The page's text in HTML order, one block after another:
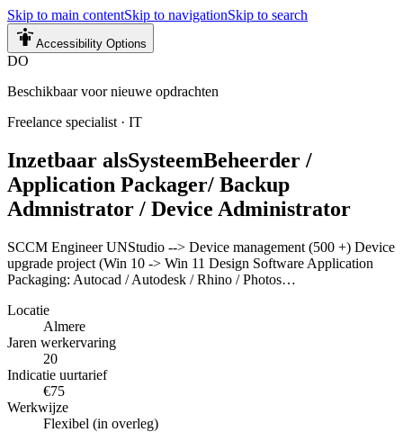
Skip to main contentSkip to navigationSkip to search
Accessibility Options
DO
Beschikbaar voor nieuwe opdrachten
Freelance specialist · IT
Inzetbaar alsSysteemBeheerder /
Application Packager/ Backup
Admnistrator / Device Administrator
SCCM Engineer UNStudio --> Device management (500 +) Device
upgrade project (Win 10 -> Win 11 Design Software Application
Packaging: Autocad / Autodesk / Rhino / Photos…
Locatie
Almere
Jaren werkervaring
20
Indicatie uurtarief
€75
Werkwijze
Flexibel (in overleg)